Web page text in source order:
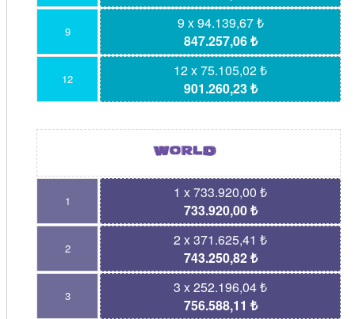
9
9 x 94.139,67 ₺
847.257,06 ₺
12
12 x 75.105,02 ₺
901.260,23 ₺
1
1 x 733.920,00 ₺
733.920,00 ₺
2
2 x 371.625,41 ₺
743.250,82 ₺
3
3 x 252.196,04 ₺
756.588,11 ₺